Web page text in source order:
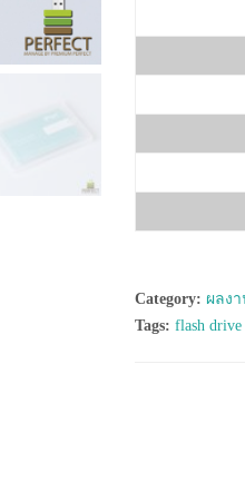
Category: ผลง
Tags: flash drive